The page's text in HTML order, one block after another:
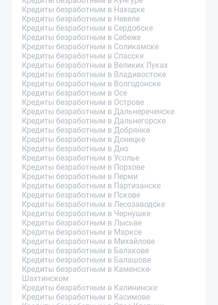
Кредиты безработным в Находке
Кредиты безработным в Невеле
Кредиты безработным в Сердобске
Кредиты безработным в Себеже
Кредиты безработным в Соликамске
Кредиты безработным в Спасске
Кредиты безработным в Великих Луках
Кредиты безработным в Владивостоке
Кредиты безработным в Волгодонске
Кредиты безработным в Осе
Кредиты безработным в Острове
Кредиты безработным в Дальнереченске
Кредиты безработным в Дальнегорске
Кредиты безработным в Добрянке
Кредиты безработным в Донецке
Кредиты безработным в Дно
Кредиты безработным в Усолье
Кредиты безработным в Порхове
Кредиты безработным в Перми
Кредиты безработным в Партизанске
Кредиты безработным в Пскове
Кредиты безработным в Лесозаводске
Кредиты безработным в Чернушке
Кредиты безработным в Лысьве
Кредиты безработным в Марксе
Кредиты безработным в Михайлове
Кредиты безработным в Балакове
Кредиты безработным в Балашове
Кредиты безработным в Каменске-
Шахтинском
Кредиты безработным в Калининске
Кредиты безработным в Касимове